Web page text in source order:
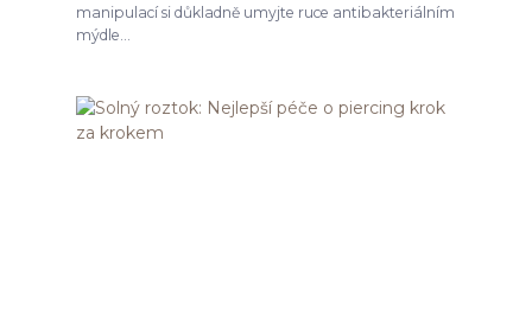
manipulací si důkladně umyjte ruce antibakteriálním
mýdle...